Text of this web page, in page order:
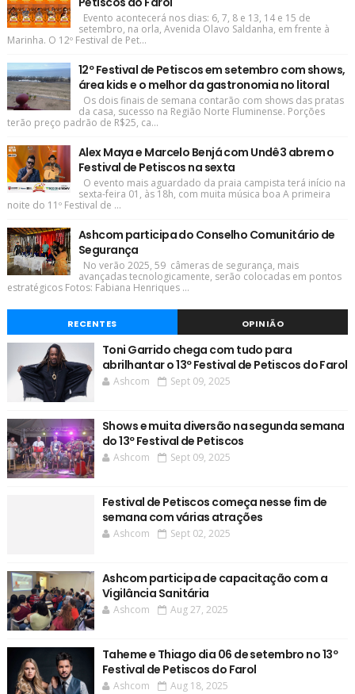
Evento acontecerá nos dias: 6, 7, 8 e 13, 14 e 15 de
setembro, na orla, Avenida Olavo Saldanha, em frente à
Marinha. O 12º Festival de Pet...
12º Festival de Petiscos em setembro com shows,
área kids e o melhor da gastronomia no litoral
Os dois finais de semana contarão com shows das pratas
da casa, sucesso na Região Norte Fluminense. Porções
terão preço padrão de R$25, ca...
Alex Maya e Marcelo Benjá com Undê3 abrem o
Festival de Petiscos na sexta
O evento mais aguardado da praia campista terá início na
sexta-feira 01, às 18h, com muita música boa A primeira
noite do 11º Festival de ...
Ashcom participa do Conselho Comunitário de
Segurança
No verão 2025, 59 câmeras de segurança, mais
avançadas tecnologicamente, serão colocadas em pontos
estratégicos Fotos: Fabiana Henriques ...
RECENTES OPINIÃO
Toni Garrido chega com tudo para
abrilhantar o 13º Festival de Petiscos do Farol
Ashcom Sept 09, 2025
Shows e muita diversão na segunda semana
do 13º Festival de Petiscos
Ashcom Sept 09, 2025
Festival de Petiscos começa nesse fim de
semana com várias atrações
Ashcom Sept 02, 2025
Ashcom participa de capacitação com a
Vigilância Sanitária
Ashcom Aug 27, 2025
Taheme e Thiago dia 06 de setembro no 13º
Festival de Petiscos do Farol
Ashcom Aug 18, 2025